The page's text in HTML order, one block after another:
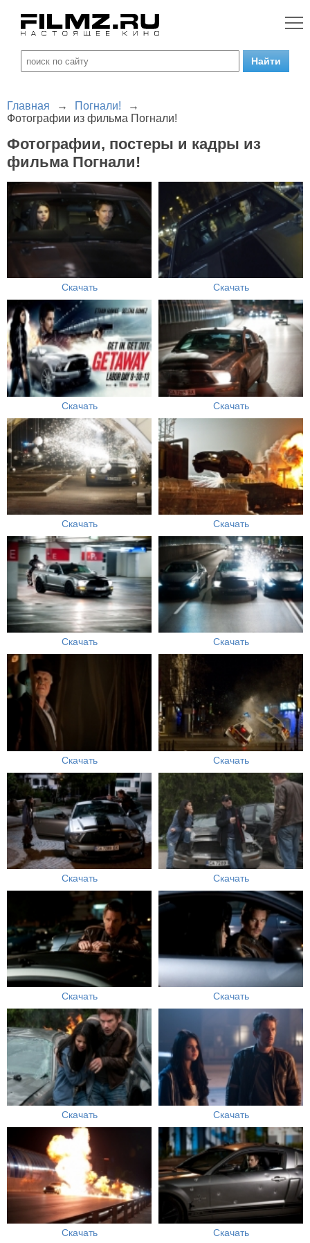
Главная → Погнали!
→
Фотографии из фильма Погнали!
Фотографии, постеры и кадры из
фильма Погнали!
Скачать Скачать
Скачать Скачать
Скачать Скачать
Скачать Скачать
Скачать Скачать
Скачать Скачать
Скачать Скачать
Скачать Скачать
Скачать Скачать